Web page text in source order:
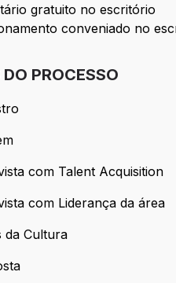
gratuito no escritório
conveniado no
PROCESSO
com Talent
com Talent Acquisition
com Liderança da
com Liderança da área
da Cultura
da Cultura